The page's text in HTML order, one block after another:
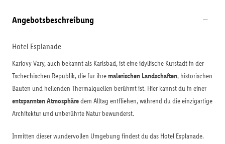
Angebotsbeschreibung
Hotel Esplanade
Karlovy Vary, auch bekannt als Karlsbad, ist eine idyllische Kurstadt in der
Tschechischen Republik, die für ihremalerischen Landschaften, historischen
Bauten und heilenden Thermalquellen berühmt ist. Hier kannst du in einer
entspannten Atmosphäredem Alltag entfliehen, während du die einzigartige
Architektur und unberührte Natur bewunderst.
Inmitten dieser wundervollen Umgebung findest du das Hotel Esplanade.